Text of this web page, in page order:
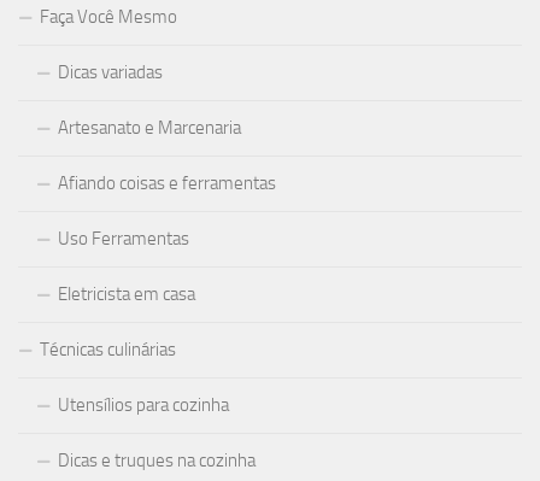
Faça Você Mesmo
Dicas variadas
Artesanato e Marcenaria
Afiando coisas e ferramentas
Uso Ferramentas
Eletricista em casa
Técnicas culinárias
Utensílios para cozinha
Dicas e truques na cozinha